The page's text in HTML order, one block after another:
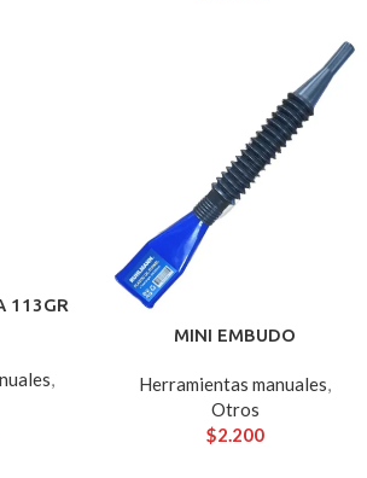
113GR
,
MINI EMBUDO
Herramientas manuales,
Otros
$2.200